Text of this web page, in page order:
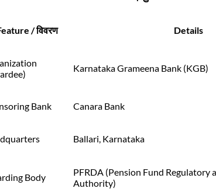
/ विवरण Details
Karnataka Grameena Bank (KGB)
Bank Canara Bank
Ballari, Karnataka
Body
PFRDA (Pension Fund Regulatory
Authority)